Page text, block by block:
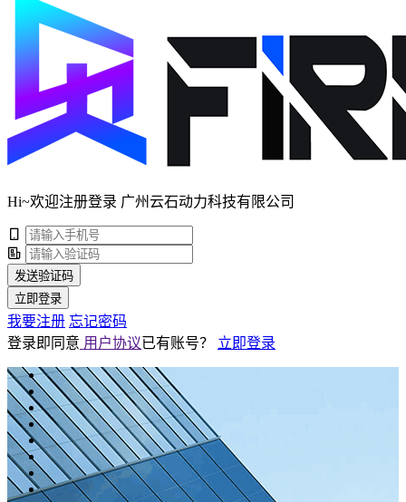
Hi~欢迎注册登录 广州云石动力科技有限公司
发送验证码
立即登录
我要注册 忘记密码
登录即同意 用户协议已有账号？ 立即登录